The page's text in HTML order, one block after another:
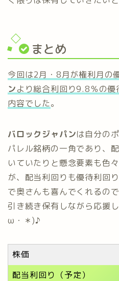
まとめ
今回は2月・8月が権利月の
ンより総合利回り9.8％の
内容でした。
バロックジャパンは自分の
パレル銘柄の一角であり、
いていたりと懸念要素も色
が、配当利回りも優待利回
で奥さんも喜んでくれるの
引き続き保有しながら応援
ω・＊)♪
株価
配当利回り（予定）